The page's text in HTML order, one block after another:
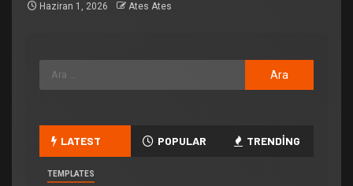
Haziran 1, 2026 Ates Ates
LATEST POPULAR TRENDING
TEMPLATES